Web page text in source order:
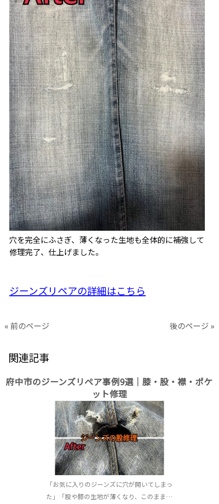
穴を完全にふさぎ、薄くなった生地も全体的に補強して
修理完了、仕上げました。
ジーンズリペアの詳細はこちら
« 前のページ 後のページ »
関連記事
府中市のジーンズリペア事例9選｜膝・股・襟・ポケ
ット修理
「お気に入りのジーンズに穴が開いてしまっ
た」「股や膝の生地が薄くなり、このまま…